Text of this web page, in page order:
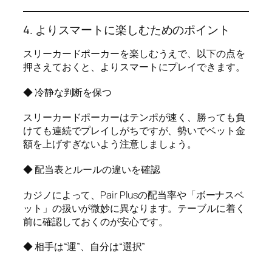
4. よりスマートに楽しむためのポイント
スリーカードポーカーを楽しむうえで、以下の点を
押さえておくと、よりスマートにプレイできます。
◆ 冷静な判断を保つ
スリーカードポーカーはテンポが速く、勝っても負
けても連続でプレイしがちですが、勢いでベット金
額を上げすぎないよう注意しましょう。
◆ 配当表とルールの違いを確認
カジノによって、Pair Plusの配当率や「ボーナスベ
ット」の扱いが微妙に異なります。テーブルに着く
前に確認しておくのが安心です。
◆ 相手は“運”、自分は“選択”